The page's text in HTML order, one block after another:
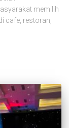
memilih
cafe, restoran,